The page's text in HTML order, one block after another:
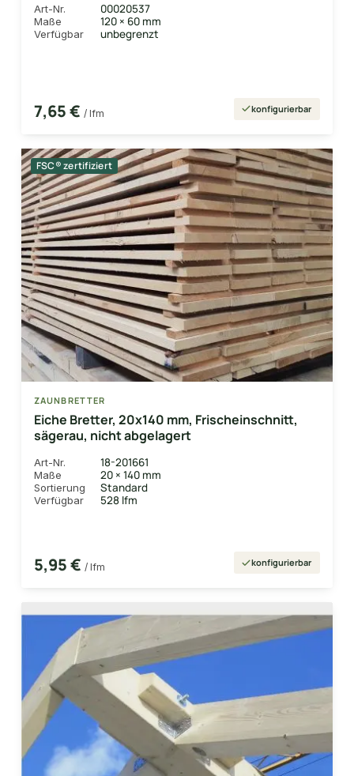
Art-Nr. 00020537
Maße 120 × 60 mm
Verfügbar unbegrenzt
7,65 € / lfm konfigurierbar
FSC® zertifiziert
ZAUNBRETTER
Eiche Bretter, 20x140 mm, Frischeinschnitt,
sägerau, nicht abgelagert
Art-Nr. 18-201661
Maße 20 × 140 mm
Sortierung Standard
Verfügbar 528 lfm
5,95 € / lfm konfigurierbar